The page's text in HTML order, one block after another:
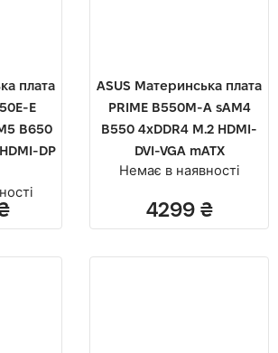
плата
E
B650
DP
ASUS Материнcька плата
PRIME B550M-A sAM4
B550 4xDDR4 M.2 HDMI-
DVI-VGA mATX
Немає в наявності
4299 ₴